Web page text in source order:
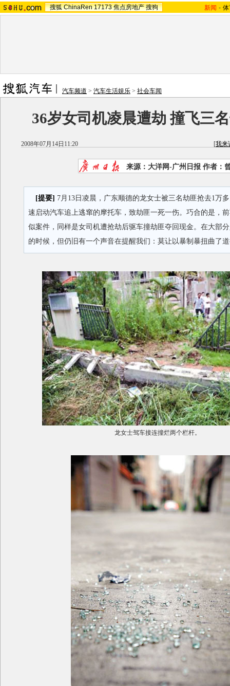
搜狐 ChinaRen 17173 焦点房地产 搜狗 新闻 -
汽车频道 > 汽车生活娱乐 > 社会车闻
36岁女司机凌晨遭劫 撞飞三
2008年07月14日11:20 [我来
来源：大洋网-广州日报 作者：
[提要] 7月13日凌晨，广东顺德的龙女士被三名劫匪抢去1万
速启动汽车追上逃窜的摩托车，致劫匪一死一伤。巧合的是，
似案件，同样是女司机遭抢劫后驱车撞劫匪夺回现金。在大部
的时候，但仍旧有一个声音在提醒我们：莫让以暴制暴扭曲了
龙女士驾车接连撞烂两个栏杆。